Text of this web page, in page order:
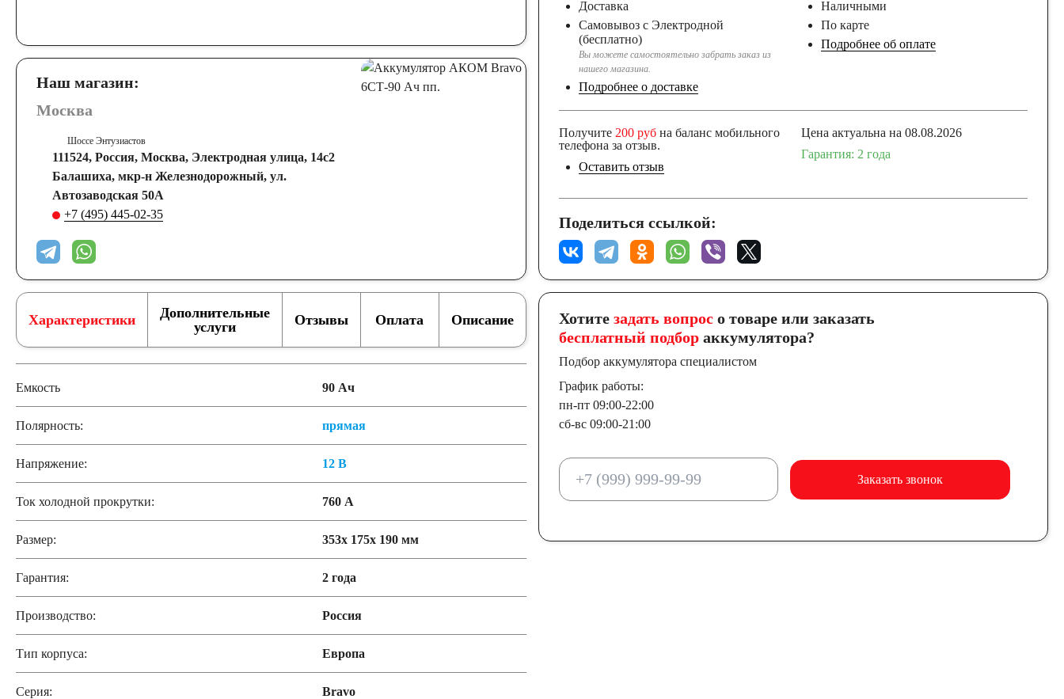
Наш магазин:
Москва
Шоссе Энтузиастов
111524, Россия, Москва, Электродная улица, 14с2
Балашиха, мкр-н Железнодорожный, ул.
Автозаводская 50А
+7 (495) 445-02-35
Доставка
Самовывоз с Электродной
(бесплатно)
Вы можете самостоятельно забрать заказ из
нашего магазина.
Подробнее о доставке
Наличными
По карте
Подробнее об оплате
Получите 200 рубна баланс мобильного
телефона за отзыв.
Оставить отзыв
Цена актуальна на 08.08.2026
Гарантия: 2 года
Поделиться ссылкой:
Характеристики
Дополнительные
услуги
Отзывы Оплата Описание
Емкость 90 Ач
Полярность: прямая
Напряжение: 12 В
Ток холодной прокрутки: 760 А
Размер: 353x 175x 190 мм
Гарантия: 2 года
Производство: Россия
Тип корпуса: Европа
Серия: Bravo
Хотите задать вопросо товаре или заказать
бесплатный подбораккумулятора?
Подбор аккумулятора специалистом
График работы:
пн-пт 09:00-22:00
сб-вс 09:00-21:00
Заказать звонок